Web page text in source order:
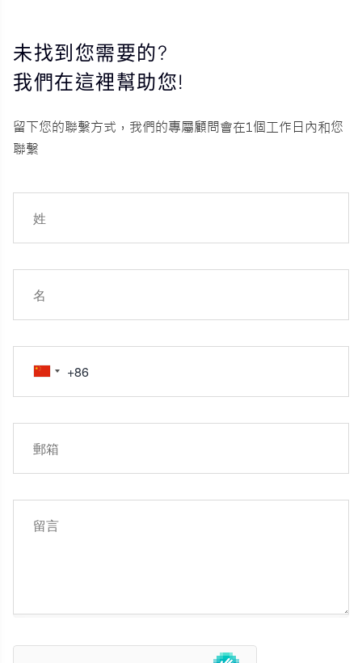
未找到您需要的?
我們在這裡幫助您!
留下您的聯繫方式，我們的專屬顧問會在1個工作日內和您
聯繫